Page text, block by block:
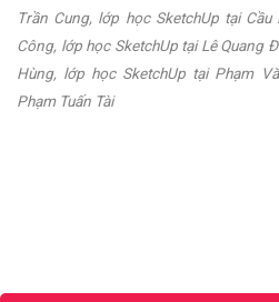
Trần Cung, lớp học SketchUp tại
Công, lớp học SketchUp tại Lê Quang
Hùng, lớp học SketchUp tại Phạm
Phạm Tuấn Tài